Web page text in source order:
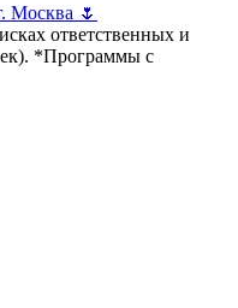
Москва 🌷
ответственных и
*Программы с